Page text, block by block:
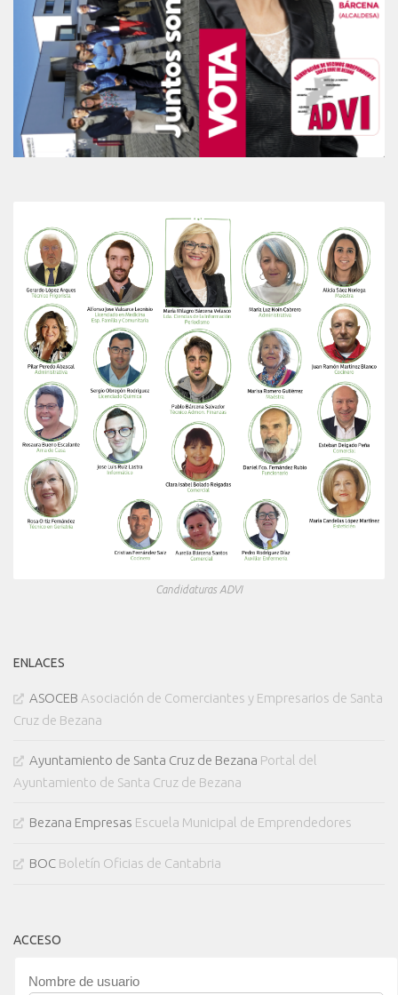
Candidaturas ADVI
ENLACES
ASOCEB Asociación de Comerciantes y Empresarios de Santa
Cruz de Bezana
Ayuntamiento de Santa Cruz de Bezana Portal del
Ayuntamiento de Santa Cruz de Bezana
Bezana Empresas Escuela Municipal de Emprendedores
BOC Boletín Oficias de Cantabria
ACCESO
Nombre de usuario